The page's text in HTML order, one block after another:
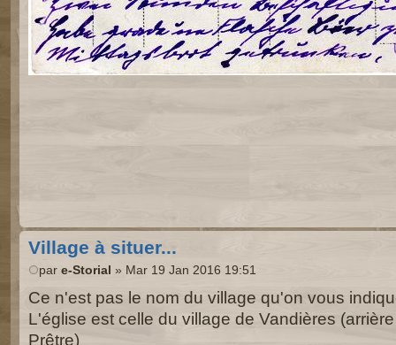
Village à situer...
par e-Storial » Mar 19 Jan 2016 19:51
Ce n'est pas le nom du village qu'on vous
L'église est celle du village de Vandières
Prêtre)